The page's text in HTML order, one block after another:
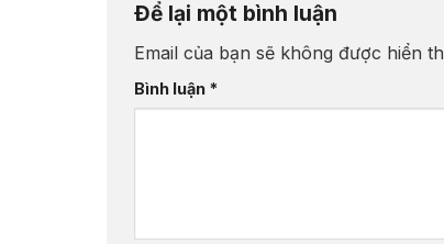
Để lại một bình luận
Email của bạn sẽ không được hiển
Bình luận *